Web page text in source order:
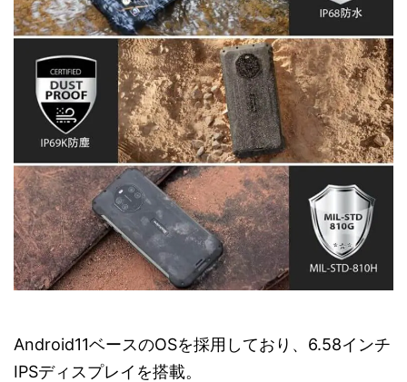
Android11ベースのOSを採用しており、6.58インチ
IPSディスプレイを搭載。